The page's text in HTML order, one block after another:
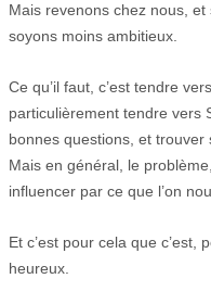
Mais revenons chez nous,
soyons moins ambitieux.
Ce qu’il faut, c’est tendre
particulièrement tendre vers
bonnes questions, et trouver
Mais en général, le
influencer par ce que l’on
Et c’est pour cela que c’est,
heureux.